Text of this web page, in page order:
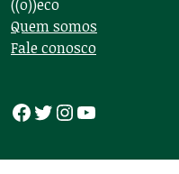
((o))eco
Quem somos
Fale conosco
Facebook
Twitter
Instagram
Youtube